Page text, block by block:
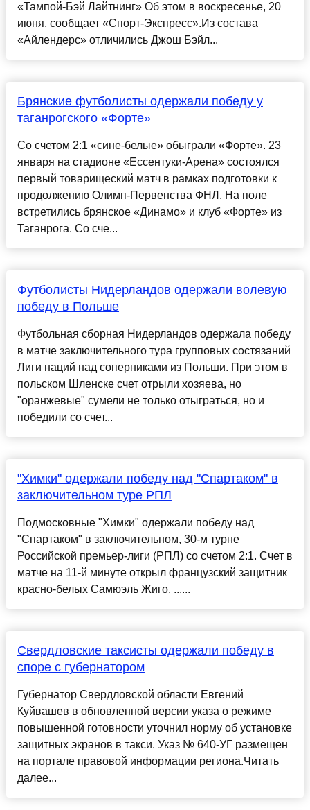
«Тампой-Бэй Лайтнинг» Об этом в воскресенье, 20
июня, сообщает «Спорт-Экспресс».Из состава
«Айлендерс» отличились Джош Бэйл...
Брянские футболисты одержали победу у
таганрогского «Форте»
Со счетом 2:1 «сине-белые» обыграли «Форте». 23
января на стадионе «Ессентуки-Арена» состоялся
первый товарищеский матч в рамках подготовки к
продолжению Олимп-Первенства ФНЛ. На поле
встретились брянское «Динамо» и клуб «Форте» из
Таганрога. Со сче...
Футболисты Нидерландов одержали волевую
победу в Польше
Футбольная сборная Нидерландов одержала победу
в матче заключительного тура групповых состязаний
Лиги наций над соперниками из Польши. При этом в
польском Шленске счет отрыли хозяева, но
"оранжевые" сумели не только отыграться, но и
победили со счет...
"Химки" одержали победу над "Спартаком" в
заключительном туре РПЛ
Подмосковные "Химки" одержали победу над
"Спартаком" в заключительном, 30-м турне
Российской премьер-лиги (РПЛ) со счетом 2:1. Счет в
матче на 11-й минуте открыл французский защитник
красно-белых Самюэль Жиго. ......
Свердловские таксисты одержали победу в
споре с губернатором
Губернатор Свердловской области Евгений
Куйвашев в обновленной версии указа о режиме
повышенной готовности уточнил норму об установке
защитных экранов в такси. Указ № 640-УГ размещен
на портале правовой информации региона.Читать
далее...